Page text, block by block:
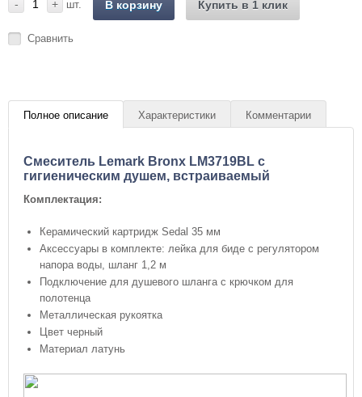
- + шт. В корзину Купить в 1 клик
Сравнить
Полное описание Характеристики Комментарии
Cмеситель Lemark Bronx LM3719BL с
гигиеническим душем, встраиваемый
Комплектация:
Керамический картридж Sedal 35 мм
Аксессуары в комплекте: лейка для биде с регулятором
напора воды, шланг 1,2 м
Подключение для душевого шланга с крючком для
полотенца
Металлическая рукоятка
Цвет черный
Материал латунь